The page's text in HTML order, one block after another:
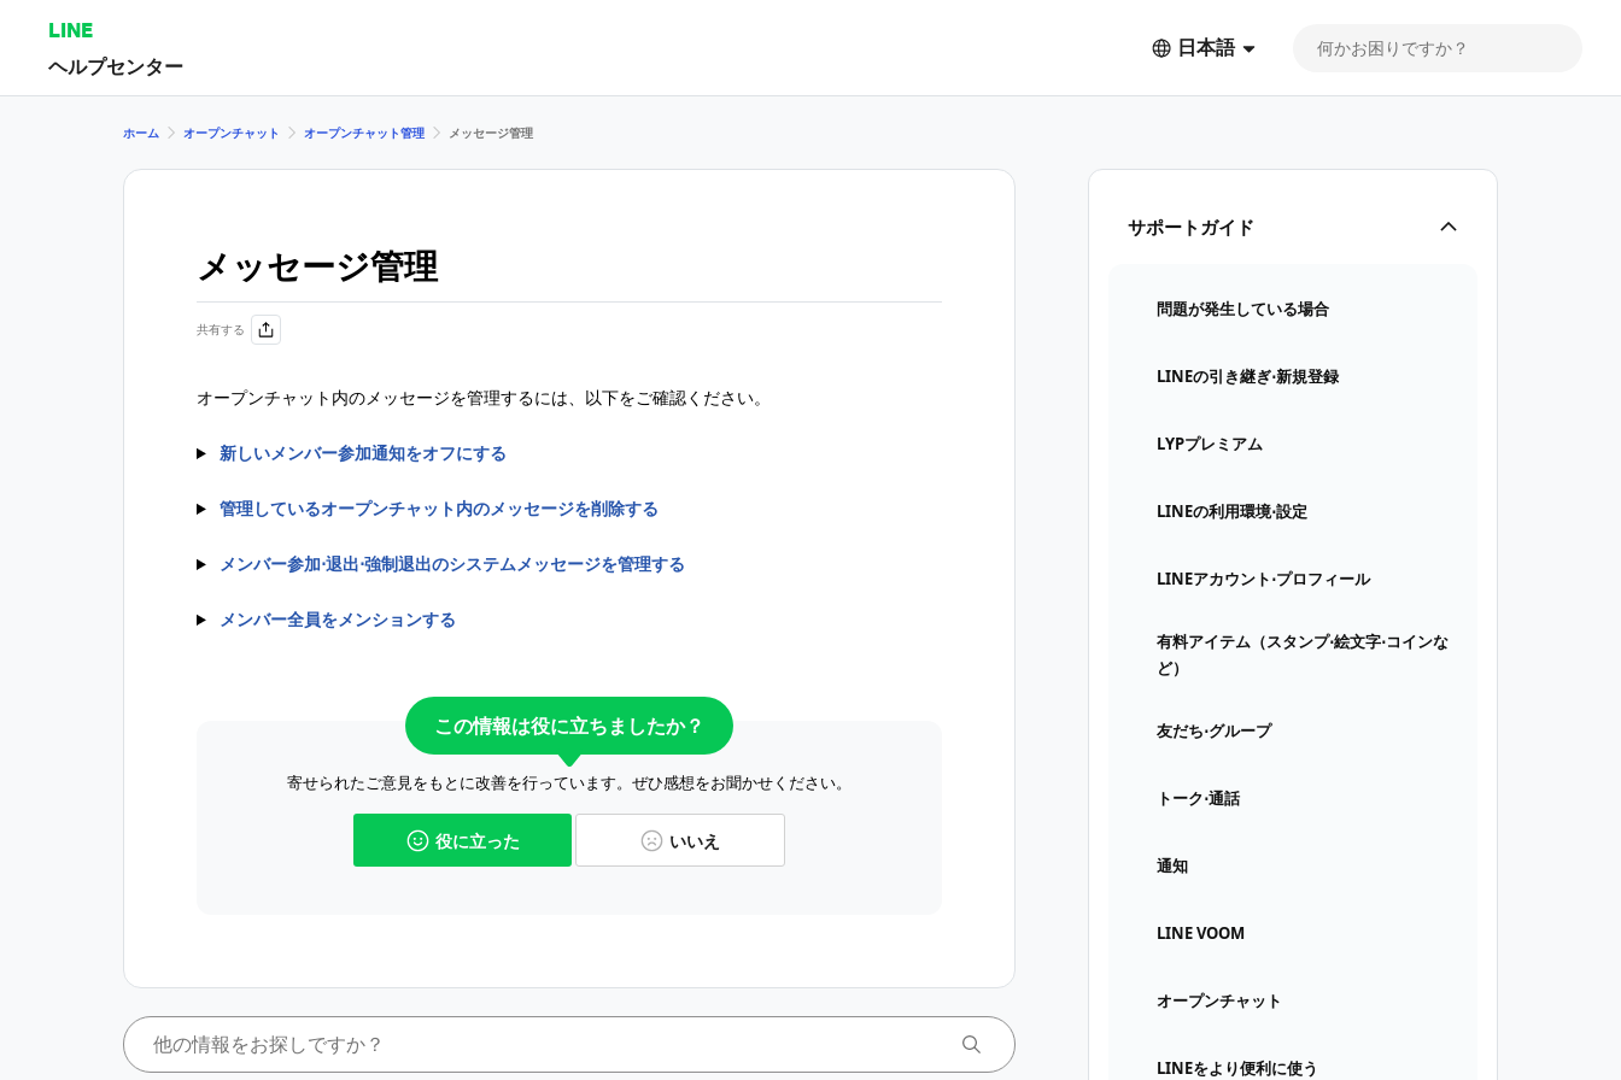
LINE
ヘルプセンター
日本語
サポートガイド
問題が発生している場合
LINEの引き継ぎ⋅新規登録
LYPプレミアム
LINEの利用環境⋅設定
LINEアカウント⋅プロフィール
有料アイテム（スタンプ⋅絵文字⋅コインな
ど）
友だち⋅グループ
トーク⋅通話
通知
LINE VOOM
オープンチャット
LINEをより便利に使う
ホーム オープンチャット オープンチャット管理 メッセージ管理
メッセージ管理
共有する
オープンチャット内のメッセージを管理するには、以下をご確認ください。
新しいメンバー参加通知をオフにする
管理しているオープンチャット内のメッセージを削除する
メンバー参加⋅退出⋅強制退出のシステムメッセージを管理する
メンバー全員をメンションする
この情報は役に立ちましたか？
寄せられたご意見をもとに改善を行っています。ぜひ感想をお聞かせください。
役に立った いいえ